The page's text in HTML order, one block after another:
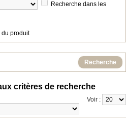
Recherche dans les
du produit
critères de recherche
Voir :